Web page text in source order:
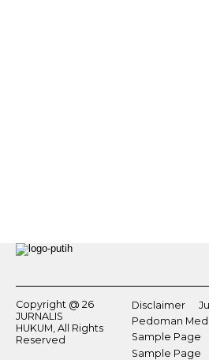
Copyright @ 26
JURNALIS
HUKUM, All Rights
Reserved
Disclaimer
Pedoman
Sample Page
Sample Page